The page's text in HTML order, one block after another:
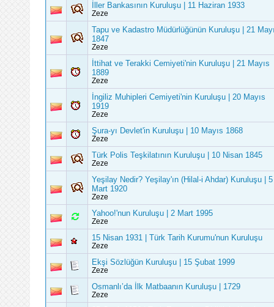
İller Bankasının Kuruluşu | 11 Haziran 1933
Zeze
Tapu ve Kadastro Müdürlüğünün Kuruluşu | 21
1847
Zeze
İttihat ve Terakki Cemiyeti'nin Kuruluşu | 21 Mayıs
1889
Zeze
İngiliz Muhipleri Cemiyeti'nin Kuruluşu | 20 Mayıs
1919
Zeze
Şura-yı Devlet'in Kuruluşu | 10 Mayıs 1868
Zeze
Türk Polis Teşkilatının Kuruluşu | 10 Nisan 1845
Zeze
Yeşilay Nedir? Yeşilay'ın (Hilal-i Ahdar) Kuruluşu | 5
Mart 1920
Zeze
Yahoo!'nun Kuruluşu | 2 Mart 1995
Zeze
15 Nisan 1931 | Türk Tarih Kurumu'nun Kuruluşu
Zeze
Ekşi Sözlüğün Kuruluşu | 15 Şubat 1999
Zeze
Osmanlı’da İlk Matbaanın Kuruluşu | 1729
Zeze